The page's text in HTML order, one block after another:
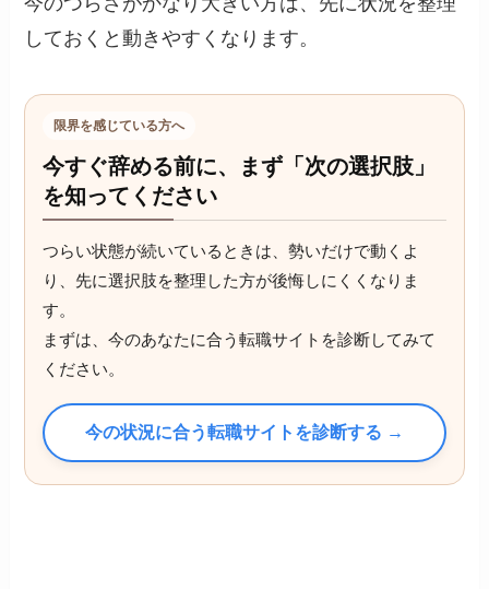
しておくと動きやすくなります。
限界を感じている方へ
今すぐ辞める前に、まず「次の選択肢」
を知ってください
つらい状態が続いているときは、勢いだけで動くよ
り、先に選択肢を整理した方が後悔しにくくなりま
す。
まずは、今のあなたに合う転職サイトを診断してみて
ください。
今の状況に合う転職サイトを診断する →